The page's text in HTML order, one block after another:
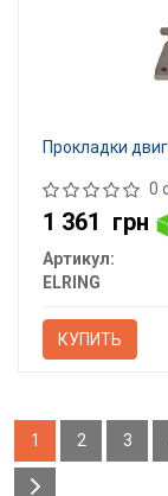
Прокладки
0
1 361 грн
Артикул:
ELRING
КУПИТЬ
1 2 3